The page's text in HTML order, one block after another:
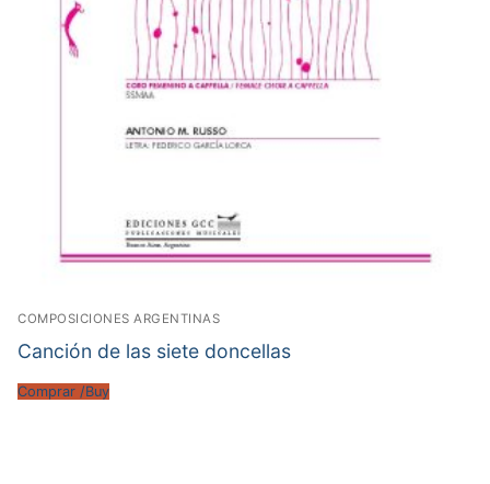
COMPOSICIONES ARGENTINAS
Canción de las siete doncellas
Comprar /Buy